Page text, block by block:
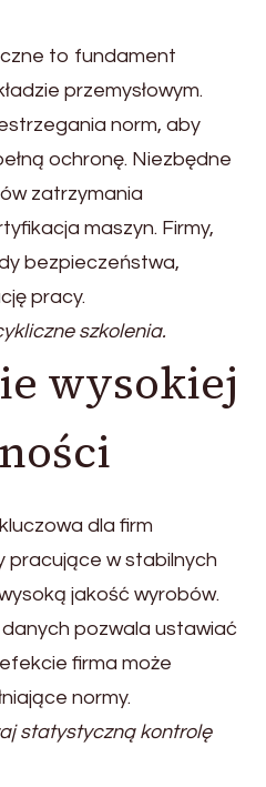
to fundament
przemysłowym.
norm, aby
ochronę. Niezbędne
zatrzymania
maszyn. Firmy,
bezpieczeństwa,
pracy.
szkolenia.
wysokiej
dla firm
pracujące w stabilnych
jakość wyrobów.
pozwala ustawiać
firma może
normy.
statystyczną kontrolę